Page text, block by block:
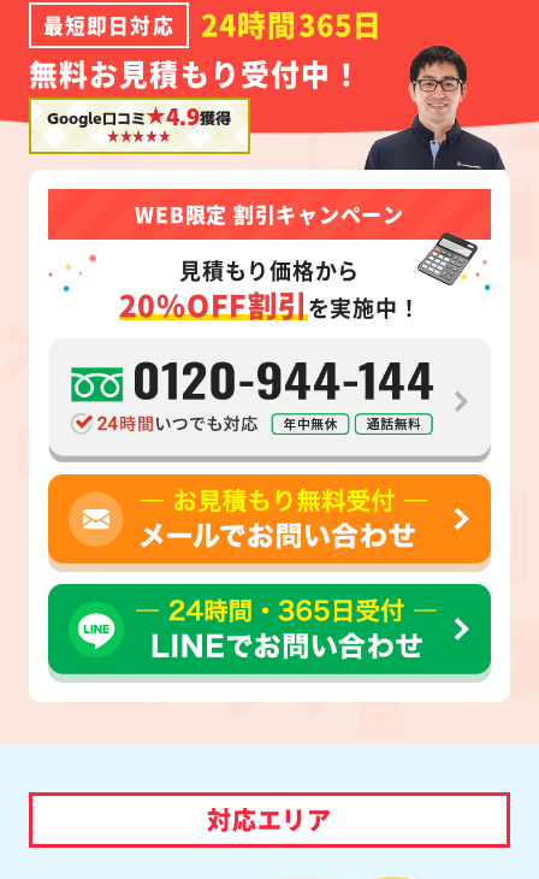
最短即日対応
24時間365日
無料お見積もり受付中！
Google口コミ★4.9獲得
WEB限定 割引キャンペーン
見積もり価格から
20%OFF割引を実施中！
対応エリア